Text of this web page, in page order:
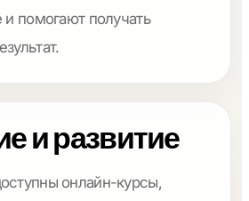
и помогают получать
и развитие
онлайн-курсы,